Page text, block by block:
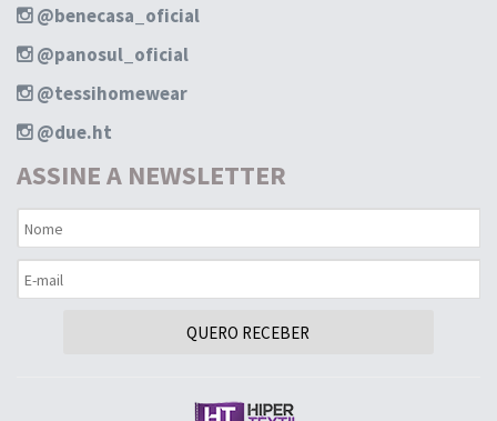
@benecasa_oficial
@panosul_oficial
@tessihomewear
@due.ht
ASSINE A NEWSLETTER
QUERO RECEBER